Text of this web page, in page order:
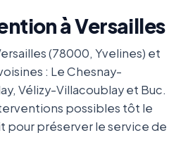
à Versailles
(78000, Yvelines) et
: Le Chesnay-
Vélizy-Villacoublay et Buc.
possibles tôt le
pour préserver le service de